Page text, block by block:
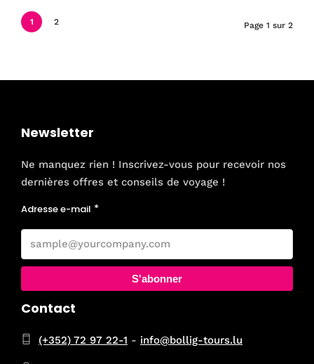
1 2 Page 1 sur 2
Newsletter
Ne manquez rien ! Inscrivez-vous pour recevoir nos
dernières offres et conseils de voyage !
Adresse e-mail
S'abonner
Contact
(+352) 72 97 22-1 - info@bollig-tours.lu